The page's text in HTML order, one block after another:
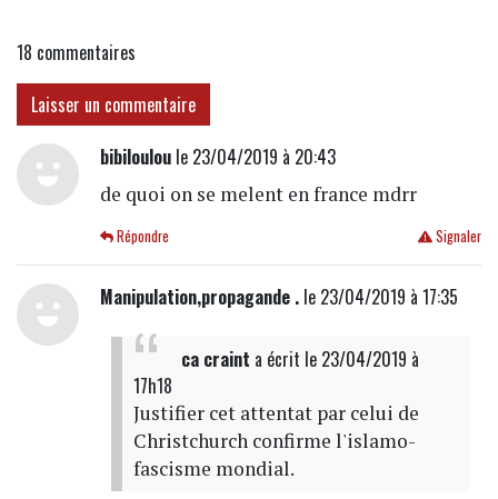
18 commentaires
Laisser un commentaire
bibilouloule 23/04/2019 à 20:43
de quoi on se melent en france mdrr
Signaler
Répondre
Manipulation,propagande .le 23/04/2019 à 17:35
ca craint a écrit le 23/04/2019 à
17h18
Justifier cet attentat par celui de
Christchurch confirme l'islamo-
fascisme mondial.